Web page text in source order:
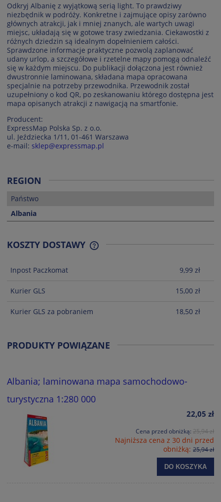
Odkryj Albanię z wyjątkową serią light. To prawdziwy
niezbędnik w podróży. Konkretne i zajmujące opisy zarówno
głównych atrakcji, jak i mniej znanych, ale wartych uwagi
miejsc, układają się w gotowe trasy zwiedzania. Ciekawostki z
różnych dziedzin są idealnym dopełnieniem całości.
Sprawdzone informacje praktyczne pozwolą zaplanować
udany urlop, a szczegółowe i rzetelne mapy pomogą odnaleźć
się w każdym miejscu. Do publikacji dołączona jest również
dwustronnie laminowana, składana mapa opracowana
specjalnie na potrzeby przewodnika. Przewodnik został
uzupełniony o kod QR, po zeskanowaniu którego dostępna jest
mapa opisanych atrakcji z nawigacją na smartfonie.
Producent:
ExpressMap Polska Sp. z o.o.
ul. Jeździecka 1/11, 01-461 Warszawa
e-mail: sklep@expressmap.pl
REGION
Państwo
Albania
KOSZTY DOSTAWY
Inpost Paczkomat 9,99 zł
Kurier GLS 15,00 zł
Kurier GLS za pobraniem 18,50 zł
PRODUKTY POWIĄZANE
Albania; laminowana mapa samochodowo-
turystyczna 1:280 000
22,05 zł
Cena przed obniżką: 25,94 zł
Najniższa cena z 30 dni przed
obniżką: 25,94 zł
DO KOSZYKA